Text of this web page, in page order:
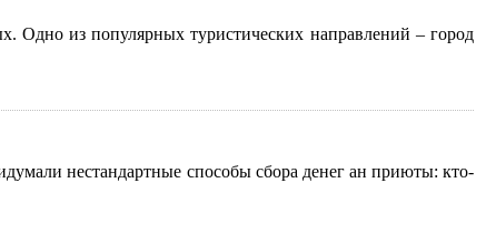
Одно из популярных туристических направлений – город
нестандартные способы сбора денег ан приюты: кто-